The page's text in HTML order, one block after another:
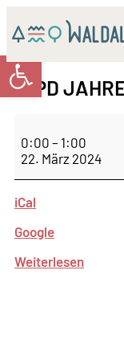
SPD
0:00 – 1:00
22. März 2024
iCal
Google
Weiterlesen